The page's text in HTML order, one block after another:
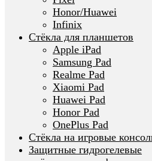
Honor/Huawei
Infinix
Стёкла для планшетов
Apple iPad
Samsung Pad
Realme Pad
Xiaomi Pad
Huawei Pad
Honor Pad
OnePlus Pad
Стёкла на игровые
Защитные гидрогелевые